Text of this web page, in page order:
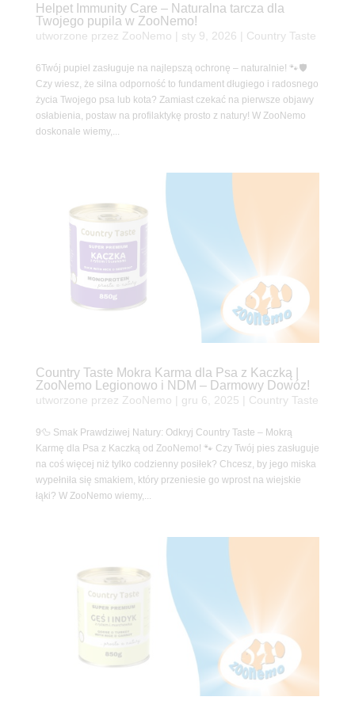
Helpet Immunity Care – Naturalna tarcza dla
Twojego pupila w ZooNemo!
utworzone przez ZooNemo sty 9, 2026 Country Taste
6Twój pupiel zasługuje na najlepszą ochronę – naturalnie! 🐾🛡️
Czy wiesz, że silna odporność to fundament długiego i radosnego
życia Twojego psa lub kota? Zamiast czekać na pierwsze objawy
osłabienia, postaw na profilaktykę prosto z natury! W ZooNemo
doskonale wiemy,...
Country Taste Mokra Karma dla Psa z Kaczką |
ZooNemo Legionowo i NDM – Darmowy Dowóz!
utworzone przez ZooNemo gru 6, 2025 Country Taste
9🦆 Smak Prawdziwej Natury: Odkryj Country Taste – Mokrą
Karmę dla Psa z Kaczką od ZooNemo! 🐾 Czy Twój pies zasługuje
na coś więcej niż tylko codzienny posiłek? Chcesz, by jego miska
wypełniła się smakiem, który przeniesie go wprost na wiejskie
łąki? W ZooNemo wiemy,...